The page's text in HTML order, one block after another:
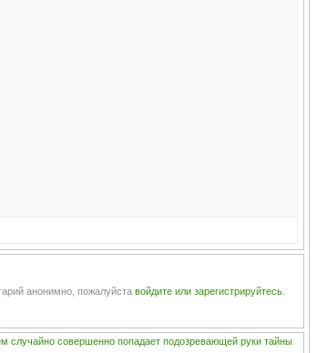
анонимно, пожалуйста войдите или зарегистрируйтесь.
случайно совершенно попадает подозревающей руки тайны